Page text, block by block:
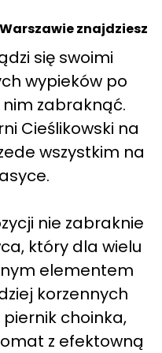
znajdziesz
się swoimi
wypieków po
zabraknąć.
Cieślikowski na
wszystkim na
nie zabraknie
który dla wielu
elementem
korzennych
choinka,
z efektowną